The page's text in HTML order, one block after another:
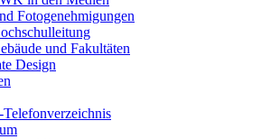
Fotogenehmigungen
und Fakultäten
Design